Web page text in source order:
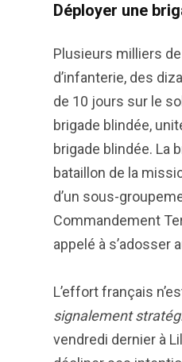
Déployer une
Plusieurs milliers
d’infanterie, des
de 10 jours sur le
brigade blindée,
brigade blindée. La
bataillon de la
d’un sous-
Commandement
appelé à s’adosser
L’effort français
signalement
vendredi dernier à